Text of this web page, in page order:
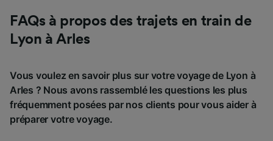
FAQs à propos des trajets en train de
Lyon à Arles
Vous voulez en savoir plus sur votre voyage de Lyon à
Arles ? Nous avons rassemblé les questions les plus
fréquemment posées par nos clients pour vous aider à
préparer votre voyage.